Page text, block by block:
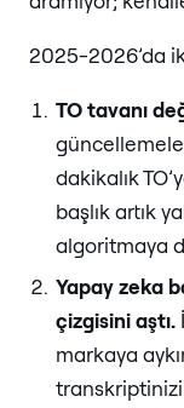
2025-2026’da
TO tavanı
dakikalık
başlık artık
algoritmaya
Yapay zeka
çizgisini aştı.
markaya